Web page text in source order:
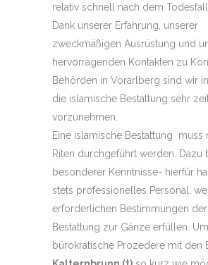
relativ schnell nach dem Todesfall
Dank unserer Erfahrung, unserer
zweckmäßigen Ausrüstung und
hervorragenden Kontakten zu
Behörden in Vorarlberg sind wir
die islamische Bestattung sehr
vorzunehmen.
Eine islamische Bestattung muss
Riten durchgeführt werden. Dazu
besonderer Kenntnisse- hierfür
stets professionelles Personal,
erforderlichen Bestimmungen
Bestattung zur Gänze erfüllen.
bürokratische Prozedere mit den